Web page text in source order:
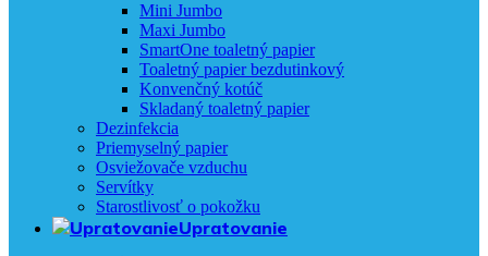
Mini Jumbo
Maxi Jumbo
SmartOne toaletný papier
Toaletný papier bezdutinkový
Konvenčný kotúč
Skladaný toaletný papier
Dezinfekcia
Priemyselný papier
Osviežovače vzduchu
Servítky
Starostlivosť o pokožku
Upratovanie